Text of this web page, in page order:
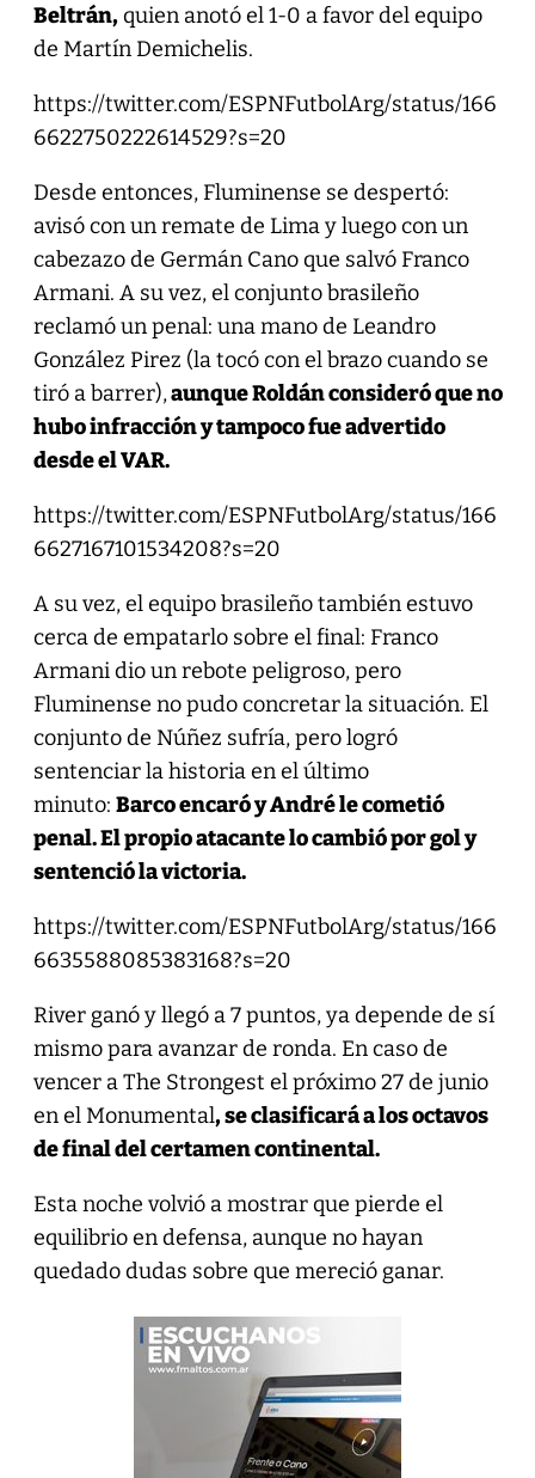
Beltrán,quien anotó el 1-0 a favor del equipo
de Martín Demichelis.
https://twitter.com/ESPNFutbolArg/status/166
6622750222614529?s=20
Desde entonces, Fluminense se despertó:
avisó con un remate de Lima y luego con un
cabezazo de Germán Cano que salvó Franco
Armani. A su vez, el conjunto brasileño
reclamó un penal: una mano de Leandro
González Pirez (la tocó con el brazo cuando se
tiró a barrer),aunque Roldán consideró que no
hubo infracción y tampoco fue advertido
desde el VAR.
https://twitter.com/ESPNFutbolArg/status/166
6627167101534208?s=20
A su vez, el equipo brasileño también estuvo
cerca de empatarlo sobre el final: Franco
Armani dio un rebote peligroso, pero
Fluminense no pudo concretar la situación. El
conjunto de Núñez sufría, pero logró
sentenciar la historia en el último
minuto: Barco encaró y André le cometió
penal. El propio atacante lo cambió por gol y
sentenció la victoria.
https://twitter.com/ESPNFutbolArg/status/166
6635588085383168?s=20
River ganó y llegó a 7 puntos, ya depende de sí
mismo para avanzar de ronda. En caso de
vencer a The Strongest el próximo 27 de junio
en el Monumental, se clasificará a los octavos
de final del certamen continental.
Esta noche volvió a mostrar que pierde el
equilibrio en defensa, aunque no hayan
quedado dudas sobre que mereció ganar.